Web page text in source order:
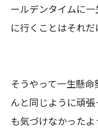
ールデンタイムに
に行くことはそれだ
そうやって一生懸
んと同じように頑
も気づけなかった